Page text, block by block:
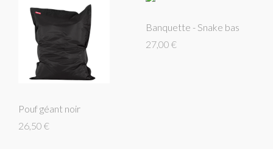
Pouf géant noir
26,50 €
Banquette - Snake bas
27,00 €